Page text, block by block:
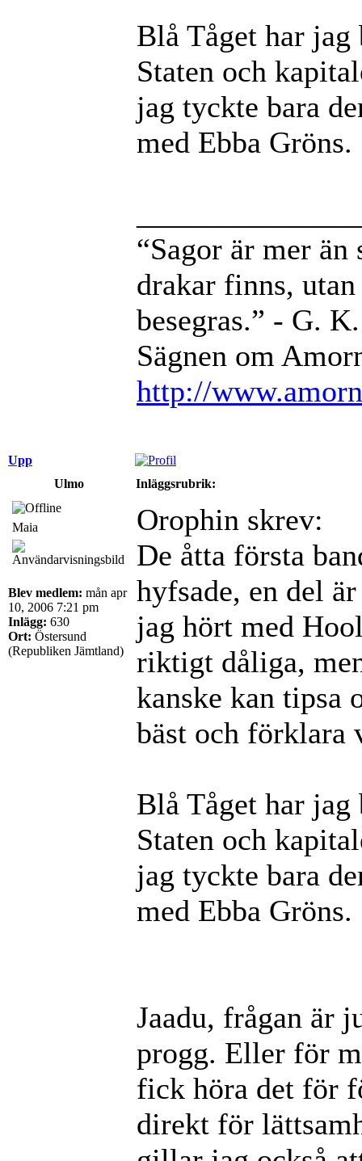
Blå Tåget har
Staten och
jag tyckte bara
med Ebba Gröns.
“Sagor är mer
drakar finns,
besegras.” - G.
Sägnen om
http://
Upp
Ulmo
Inläggsrubrik:
Maia
Blev medlem: mån apr
10, 2006 7:21 pm
Inlägg: 630
Ort: Östersund
(Republiken Jämtland)
Orophin skrev:
De åtta första
hyfsade, en del
jag hört med
riktigt dåliga,
kanske kan tipsa
bäst och förklara
Blå Tåget har
Staten och
jag tyckte bara
med Ebba Gröns.
Jaadu, frågan är
progg. Eller för
fick höra det för
direkt för